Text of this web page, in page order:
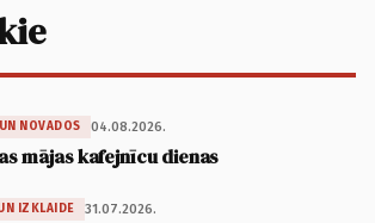
NOVADOS 04.08.2026.
mājas kafejnīcu dienas
IZKLAIDE 31.07.2026.